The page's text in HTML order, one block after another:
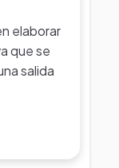
elaborar
que se
salida